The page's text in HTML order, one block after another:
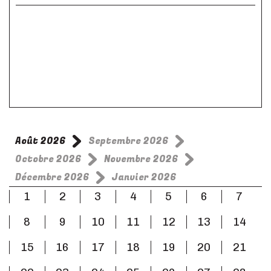
Août 2026
Septembre 2026
Octobre 2026
Novembre 2026
Décembre 2026
Janvier 2026
1
2 3 4 5 6
7
8
9 10 11 12 13
14
15
16 17 18 19 20
21